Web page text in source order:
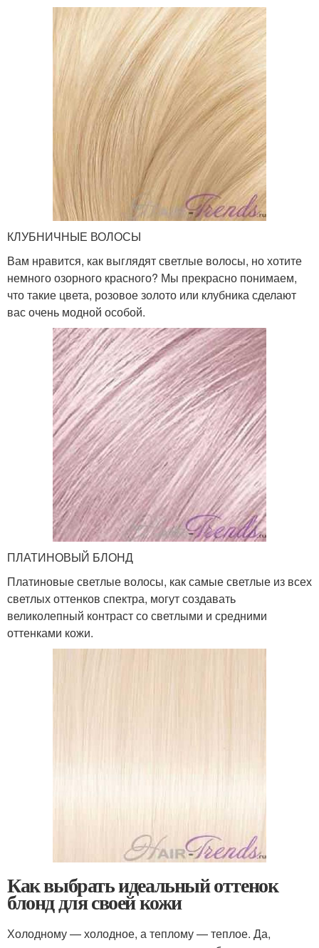
КЛУБНИЧНЫЕ ВОЛОСЫ
Вам нравится, как выглядят светлые волосы, но хотите
немного озорного красного? Мы прекрасно понимаем,
что такие цвета, розовое золото или клубника сделают
вас очень модной особой.
ПЛАТИНОВЫЙ БЛОНД
Платиновые светлые волосы, как самые светлые из всех
светлых оттенков спектра, могут создавать
великолепный контраст со светлыми и средними
оттенками кожи.
Как выбрать идеальный оттенок
блонд для своей кожи
Холодному — холодное, а теплому — теплое. Да,